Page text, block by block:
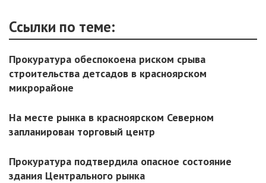
Ссылки по теме:
Прокуратура обеспокоена риском срыва
строительства детсадов в красноярском
микрорайоне
На месте рынка в красноярском Северном
запланирован торговый центр
Прокуратура подтвердила опасное состояние
здания Центрального рынка